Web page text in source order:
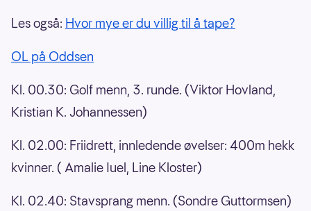
Les også: Hvor mye er du villig til å tape?
OL på Oddsen
Kl. 00.30: Golf menn, 3. runde. (Viktor Hovland,
Kristian K. Johannessen)
Kl. 02.00: Friidrett, innledende øvelser: 400m hekk
kvinner. ( Amalie Iuel, Line Kloster)
Kl. 02.40: Stavsprang menn. (Sondre Guttormsen)